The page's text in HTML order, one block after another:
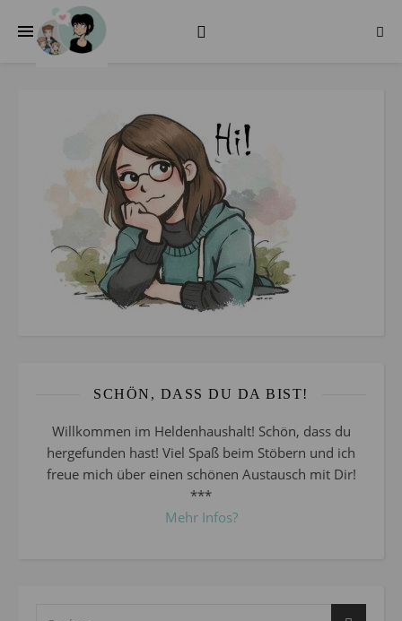
SCHÖN, DASS DU DA BIST!
Willkommen im Heldenhaushalt! Schön, dass du
hergefunden hast! Viel Spaß beim Stöbern und ich
freue mich über einen schönen Austausch mit Dir!
***
Mehr Infos?